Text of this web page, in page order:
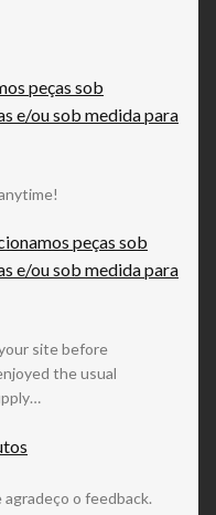
peças sob
e/ou sob medida para
peças sob
e/ou sob medida para
site before
the usual
o feedback.